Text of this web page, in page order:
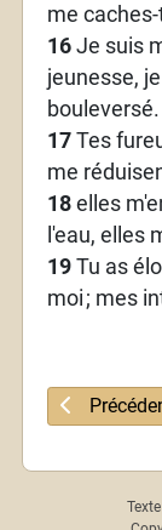
me
16Je suis
jeunesse,
bouleversé.
17Tes
me
18elles
l'eau, elles
19Tu as
moi ; mes
Article